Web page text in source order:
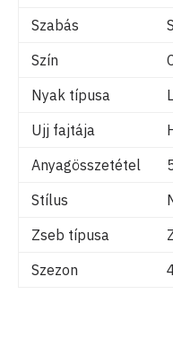
Szabás
Szín
Nyak típusa
Ujj fajtája
Anyagösszetétel
Stílus
Zseb típusa
Szezon